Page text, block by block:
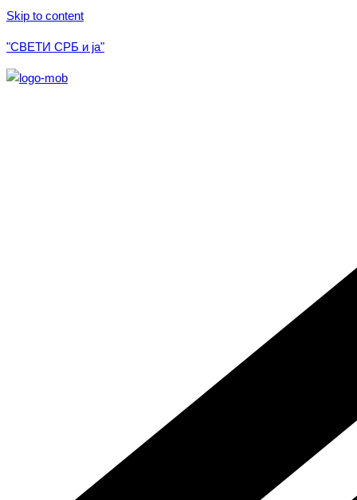
Skip to content
"СВЕТИ СРБ и ја"